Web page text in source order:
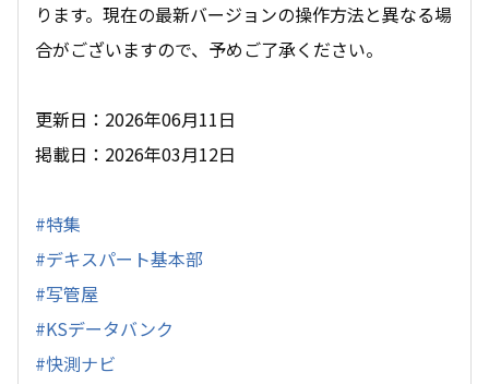
ります。現在の最新バージョンの操作方法と異なる場
合がございますので、予めご了承ください。
更新日：2026年06月11日
掲載日：2026年03月12日
#特集
#デキスパート基本部
#写管屋
#KSデータバンク
#快測ナビ